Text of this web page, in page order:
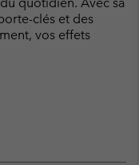
quotidien. Avec sa
clés et des
vos effets